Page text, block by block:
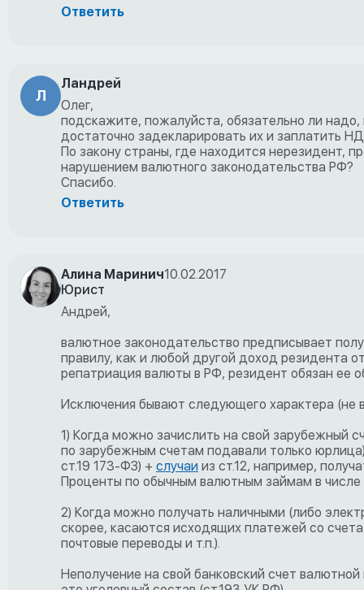
Ответить
Л
Ландрей
Олег,
подскажите, пожалуйста, обязательно ли
достаточно задекларировать их и заплатить
По закону страны, где находится нерезидент,
нарушением валютного законодательства РФ?
Спасибо.
Ответить
Алина Маринич10.02.2017
Юрист
Андрей,
валютное законодательство предписывает
правилу, как и любой другой доход резидента
репатриация валюты в РФ, резидент обязан ее
Исключения бывают следующего характера (не
1) Когда можно зачислить на свой зарубежный
по зарубежным счетам подавали только
ст.19 173-ФЗ) + случаи из ст.12, например,
Проценты по обычным валютным займам в числе
2) Когда можно получать наличными (либо
скорее, касаются исходящих платежей со
почтовые переводы и т.п.).
Неполучение на свой банковский счет